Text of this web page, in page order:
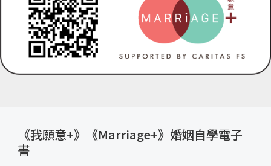
《我願意+》《Marriage+》婚姻自學電子
書